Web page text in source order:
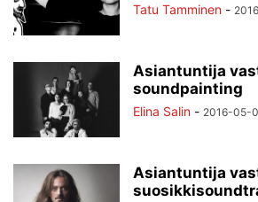
Tatu Tamminen -
Asiantuntija
soundpainting
Elina Salin - 2016-05-
Asiantuntija